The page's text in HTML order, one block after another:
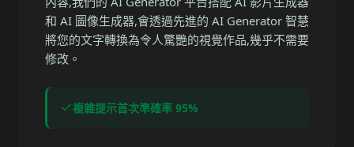
和 AI 圖像生成器,會透過先進的 AI Generator 智慧
將您的文字轉換為令人驚艷的視覺作品,幾乎不需要
修改。
複雜提示首次準確率 95%